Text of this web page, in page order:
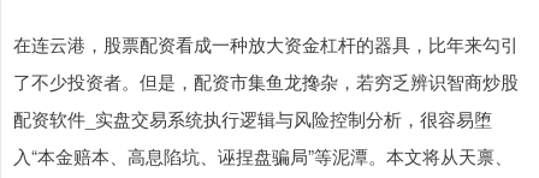
在连云港，股票配资看成一种放大资金杠杆的器具，比年来勾引
了不少投资者。但是，配资市集鱼龙搀杂，若穷乏辨识智商炒股
配资软件_实盘交易系统执行逻辑与风险控制分析，很容易堕
入“本金赔本、高息陷坑、诬捏盘骗局”等泥潭。本文将从天禀、